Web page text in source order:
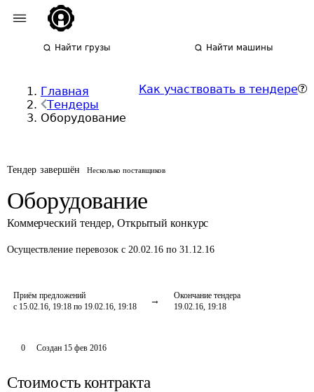
Найти грузы Найти машины
Главная
Тендеры
Оборудование
Как участвовать в тендере
Тендер завершён Несколько поставщиков
Оборудование
Коммерческий тендер, Открытый конкурс
Осуществление перевозок с 20.02.16 по 31.12.16
Приём предложений
с 15.02.16, 19:18 по 19.02.16, 19:18
Окончание тендера
19.02.16, 19:18
0 Создан 15 фев 2016
Стоимость контракта